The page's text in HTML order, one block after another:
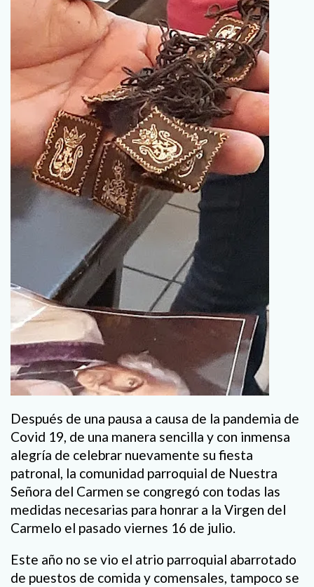
Después de una pausa a causa de la pandemia de
Covid 19, de una manera sencilla y con inmensa
alegría de celebrar nuevamente su fiesta
patronal, la comunidad parroquial de Nuestra
Señora del Carmen se congregó con todas las
medidas necesarias para honrar a la Virgen del
Carmelo el pasado viernes 16 de julio.
Este año no se vio el atrio parroquial abarrotado
de puestos de comida y comensales, tampoco se